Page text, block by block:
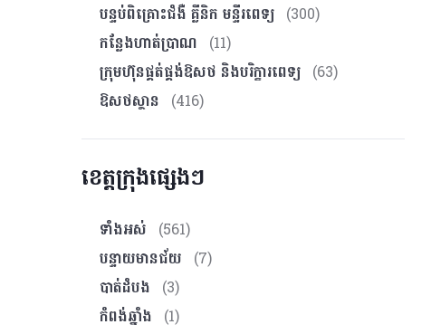
បន្ទប់ពិគ្រោះ​ជំងឺ គ្លីនិក មន្ទីរពេទ្យ (300)
កន្លែងហាត់ប្រាណ
(11)
ក្រុមហ៊ុនផ្គត់ផ្គង់ឱសថ និងបរិក្ខារពេទ្យ (63)
ឱសថស្ថាន
(416)
ខេត្តក្រុងផ្សេងៗ
ទាំងអស់
(561)
បន្ទាយមានជ័យ
(7)
បាត់ដំបង
(3)
កំពង់ឆ្នាំង
(1)